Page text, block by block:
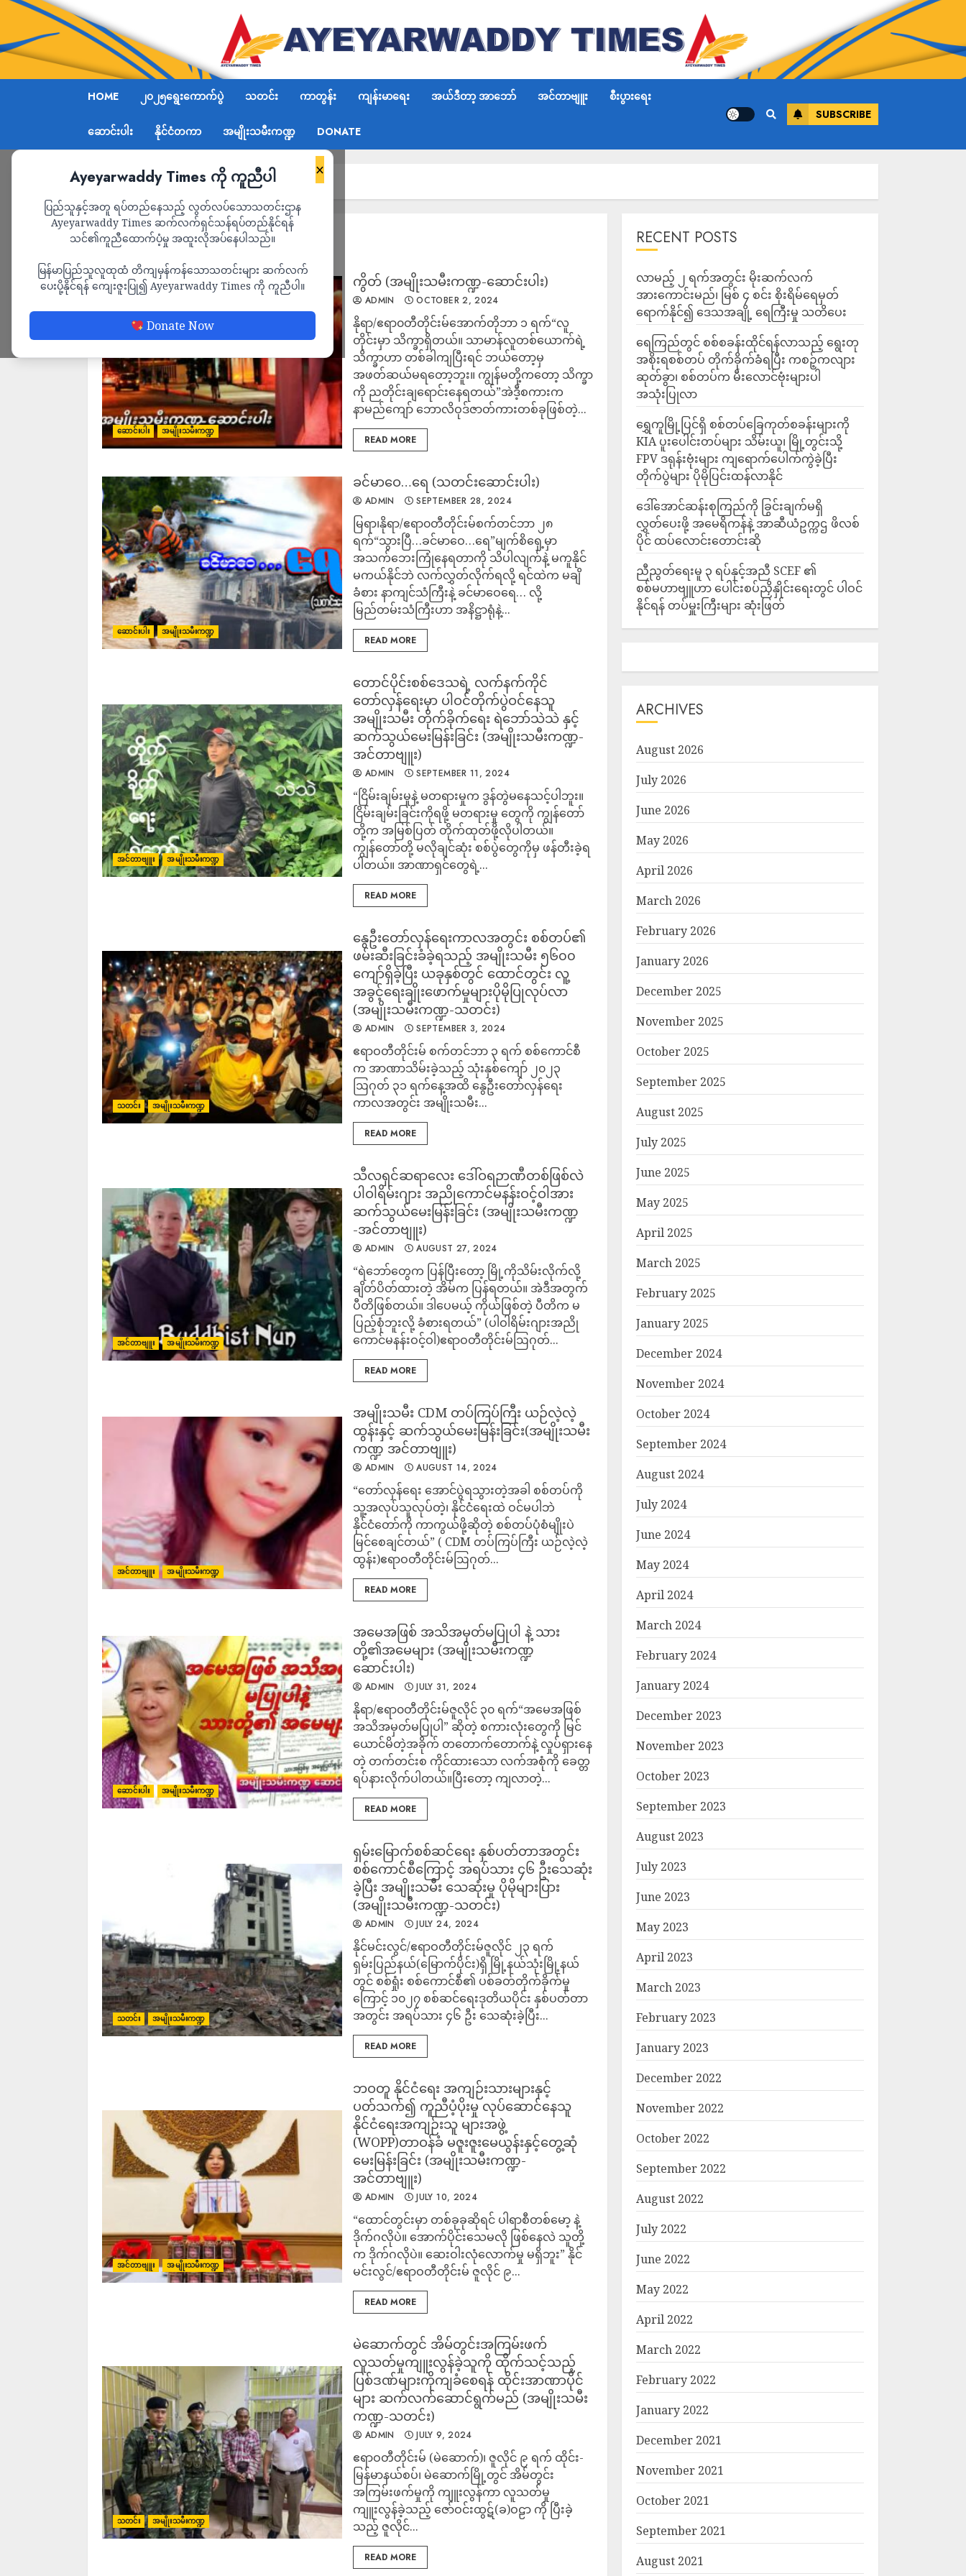
HOME ၂၀၂၅ရွေးကောက်ပွဲ သတင်း ကာတွန်း ကျန်းမာရေး အယ်ဒီတာ့ အာဘော် အင်တာဗျူး စီးပွားရေး
ဆောင်းပါး နိုင်ငံတကာ အမျိုးသမီးကဏ္ဍ DONATE
SUBSCRIBE
×
Ayeyarwaddy Times ကို ကူညီပါ
ပြည်သူနှင့်အတူ ရပ်တည်နေသည့် လွတ်လပ်သောသတင်းဌာန
Ayeyarwaddy Times ဆက်လက်ရှင်သန်ရပ်တည်နိုင်ရန်
သင်၏ကူညီထောက်ပံ့မှု အထူးလိုအပ်နေပါသည်။
မြန်မာပြည်သူလူထုထံ တိကျမှန်ကန်သောသတင်းများ ဆက်လက်
ပေးပို့နိုင်ရန် ကျေးဇူးပြု၍ Ayeyarwaddy Times ကို ကူညီပါ။
Donate Now
Home အမျိုးသမီးကဏ္ဍ Page 8
အမျိုးသမီးကဏ္ဍ
ဆောင်းပါး အမျိုးသမီးကဏ္ဍ
ကွိတ် (အမျိုးသမီးကဏ္ဍ-ဆောင်းပါး)
ADMIN OCTOBER 2, 2024
နိုရာ/ဧရာ၀တီတိုင်းမ်အောက်တိုဘာ ၁ ရက်“လူ
တိုင်းမှာ သိက္ခာရှိတယ်။ သာမာန်လူတစ်ယောက်ရဲ့
သိက္ခာဟာ တစ်ခါကျပြီးရင် ဘယ်တော့မှ
အဖတ်ဆယ်မရတော့ဘူး။ ကျွန်မတို့ကတော့ သိက္ခာ
ကို ညတိုင်းချရောင်းနေရတယ်”အဲဒီ့စကားက
နာမည်ကျော် ဘောလိဝုဒ်ဇာတ်ကားတစ်ခုဖြစ်တဲ့...
READ MORE
ဆောင်းပါး အမျိုးသမီးကဏ္ဍ
ခင်မာဝေ…ရေ (သတင်းဆောင်းပါး)
ADMIN SEPTEMBER 28, 2024
မြရာ၊နိုရာ/ဧရာ၀တီတိုင်းမ်စက်တင်ဘာ ၂၈
ရက်“သွားပြီ…ခင်မာဝေ…ရေ”မျက်စိရှေ့‌မှာ
အသက်ဘေးကြုံနေရတာကို သိပါလျက်နဲ့ မကူနိုင်
မကယ်နိုင်ဘဲ လက်လွှတ်လိုက်ရလို့ ရင်ထဲက မချိ
ခံစား နာကျင်သံကြီးနဲ့ ခင်‌မာဝေရေ… လို့
မြည်တမ်းသံကြီးဟာ အနိဋ္ဌာရုံနဲ့...
READ MORE
အင်တာဗျူး အမျိုးသမီးကဏ္ဍ
တောင်ပိုင်းစစ်ဒေသရဲ့ လက်နက်ကိုင်
တော်လှန်ရေးမှာ ပါဝင်တိုက်ပွဲဝင်နေသူ
အမျိုးသမီး တိုက်ခိုက်ရေး ရဲဘော်သဲသဲ နှင့်
ဆက်သွယ်မေးမြန်းခြင်း (အမျိုးသမီးကဏ္ဍ-
အင်တာဗျူး)
ADMIN SEPTEMBER 11, 2024
“ငြိမ်းချမ်းမှုနဲ့ မတရားမှုက ဒွန်တွဲမ‌နေသင့်ပါဘူး။
ငြိမ်းချမ်းခြင်းကိုရဖို့ မတရားမှု တွေကို ကျွန်တော်
တို့က အမြစ်ပြတ် တိုက်ထုတ်ဖို့လိုပါတယ်။
ကျွန်တော်တို့ မလိုချင်ဆုံး စစ်ပွဲတွေကိုမှ ဖန်တီးခဲ့ရ
ပါတယ်။ အာဏာရှင်တွေရဲ့...
READ MORE
သတင်း အမျိုးသမီးကဏ္ဍ
နွေဦးတော်လှန်ရေးကာလအတွင်း စစ်တပ်၏
ဖမ်းဆီးခြင်းခံခဲ့ရသည့် အမျိုးသမီး ၅၆၀၀
ကျော်ရှိခဲ့ပြီး ယခုနှစ်တွင် ထောင်တွင်း လူ့
အခွင့်ရေးချိုးဖောက်မှုများပိုမိုပြုလုပ်လာ
(အမျိုးသမီးကဏ္ဍ-သတင်း)
ADMIN SEPTEMBER 3, 2024
ဧရာဝတီတိုင်းမ် စက်တင်ဘာ ၃ ရက် စစ်ကောင်စီ
က အာဏာသိမ်းခဲ့သည့် သုံးနှစ်ကျော် ၂၀၂၃
ဩဂုတ် ၃၁ ရက်နေ့အထိ နွေဦးတော်လှန်ရေး
ကာလအတွင်း အမျိုးသမီး...
READ MORE
အင်တာဗျူး အမျိုးသမီးကဏ္ဍ
သီလရှင်ဆရာလေး ဒေါ်ဝရဉာဏီတစ်ဖြစ်လဲ
ပါဝါရိမ်းဂျား အညိုကောင်မနန်းဝင့်ဝါအား
ဆက်သွယ်မေးမြန်းခြင်း (အမျိုးသမီးကဏ္ဍ
-အင်တာဗျူး)
ADMIN AUGUST 27, 2024
“ရဲဘော်တွေက ပြန်ပြီးတော့ မြို့ကိုသိမ်းလိုက်လို့
ချိတ်ပိတ်ထားတဲ့ အိမ်က ပြန်ရတယ်။ အဲဒီအတွက်
ပီတိဖြစ်တယ်။ ဒါပေမယ့် ကိုယ်ဖြစ်တဲ့ ပီတိက မ
ပြည့်စုံဘူးလို့ ခံစားရတယ်” (ပါဝါရိမ်းဂျားအညို
ကောင်မနန်းဝင့်ဝါ)ဧရာဝတီတိုင်းမ်ဩဂုတ်...
READ MORE
အင်တာဗျူး အမျိုးသမီးကဏ္ဍ
အမျိုးသမီး CDM တပ်ကြပ်ကြီး ယဉ်လဲ့လဲ့
ထွန်းနှင့် ဆက်သွယ်မေးမြန်းခြင်း(အမျိုးသမီး
ကဏ္ဍ အင်တာဗျူး)
ADMIN AUGUST 14, 2024
“တော်လှန်ရေး အောင်ပွဲရသွားတဲ့အခါ စစ်တပ်ကို
သူ့အလုပ်သူလုပ်တဲ့၊ နိုင်ငံရေးထဲ ဝင်မပါဘဲ
နိုင်ငံတော်ကို ကာကွယ်ဖို့ဆိုတဲ့ စစ်တပ်ပုံစံမျိုးပဲ
မြင်စေချင်တယ်” ( CDM တပ်ကြပ်ကြီး ယဉ်လဲ့လဲ့
ထွန်း)ဧရာဝတီတိုင်းမ်ဩဂုတ်...
READ MORE
ဆောင်းပါး အမျိုးသမီးကဏ္ဍ
အမေအဖြစ် အသိအမှတ်မပြုပါ နဲ့ သား
တို့၏အမေများ (အမျိုးသမီးကဏ္ဍ
ဆောင်းပါး)
ADMIN JULY 31, 2024
နိုရာ/ဧရာ၀တီတိုင်းမ်ဇူလိုင် ၃၀ ရက်“အမေအဖြစ်
အသိအမှတ်မပြုပါ” ဆိုတဲ့ စကားလုံးတွေကို မြင်
ယောင်မိတဲ့အခိုက် တတောက်တောက်နဲ့ လှုပ်ရှားနေ
တဲ့ တက်တင်းစ ကိုင်ထားသော လက်အစုံကို ခေတ္တ
ရပ်နားလိုက်ပါတယ်။ပြီးတော့ ကျလာတဲ့...
READ MORE
သတင်း အမျိုးသမီးကဏ္ဍ
ရှမ်းမြောက်စစ်ဆင်ရေး နှစ်ပတ်တာအတွင်း
စစ်ကောင်စီကြောင့် အရပ်သား ၄၆ ဦးသေဆုံး
ခဲ့ပြီး အမျိုးသမီး သေဆုံးမှု ပိုမိုများပြား
(အမျိုးသမီးကဏ္ဍ-သတင်း)
ADMIN JULY 24, 2024
နိုင်မင်းလွင်/ဧရာဝတီတိုင်းမ်ဇူလိုင် ၂၃ ရက်
ရှမ်းပြည်နယ်(မြောက်ပိုင်း)ရှိ မြို့နယ်သုံးမြို့နယ်
တွင် စစ်ရှုံး စစ်ကောင်စီ၏ ပစ်ခတ်တိုက်ခိုက်မှု
ကြောင့် ၁၀၂၇ စစ်ဆင်ရေးဒုတိယပိုင်း နှစ်ပတ်တာ
အတွင်း အရပ်သား ၄၆ ဦး သေဆုံးခဲ့ပြီး...
READ MORE
အင်တာဗျူး အမျိုးသမီးကဏ္ဍ
ဘဝတူ နိုင်ငံရေး အကျဉ်းသားများနှင့်
ပတ်သက်၍ ကူညီပံ့ပိုးမှု လုပ်ဆောင်နေသူ
နိုင်ငံရေးအကျဉ်းသူ များအဖွဲ့
(WOPP)တာဝန်ခံ မဇူးဇူးမေယွန်းနှင့်တွေ့ဆုံ
မေးမြန်းခြင်း (အမျိုးသမီးကဏ္ဍ-
အင်တာဗျူး)
ADMIN JULY 10, 2024
“ထောင်တွင်းမှာ တစ်ခုခုဆိုရင် ပါရာစီတစ်မော့ နဲ့
ဒိုက်ဂလိုပဲ။ အောက်ပိုင်းသေမလို ဖြစ်နေလဲ သူတို့
က ဒိုက်ဂလိုပဲ။ ဆေးဝါးလုံလောက်မှု မရှိဘူး” နိုင်
မင်းလွင်/ဧရာဝတီတိုင်းမ် ဇူလိုင် ၉...
READ MORE
သတင်း အမျိုးသမီးကဏ္ဍ
မဲဆောက်တွင် အိမ်တွင်းအကြမ်းဖက်
လူသတ်မှုကျူးလွန်ခဲ့သူကို ထိုက်သင့်သည့်
ပြစ်ဒဏ်များကိုကျခံစေရန် ထိုင်းအာဏာပိုင်
များ ဆက်လက်ဆောင်ရွက်မည် (အမျိုးသမီး
ကဏ္ဍ-သတင်း)
ADMIN JULY 9, 2024
ဧရာဝတီတိုင်းမ် (မဲဆောက်)၊ ဇူလိုင် ၉ ရက် ထိုင်း-
မြန်မာနယ်စပ်၊ မဲဆောက်မြို့တွင် အိမ်တွင်း
အကြမ်းဖက်မှုကို ကျူးလွန်ကာ လူသတ်မှု
ကျူးလွန်ခဲ့သည့် ဇော်ဝင်းထွဋ်(ခ)ဝဠာ ကို ပြီးခဲ့
သည့် ဇူလိုင်...
READ MORE
RECENT POSTS
လာမည့် ၂ ရက်အတွင်း မိုးဆက်လက်
အားကောင်းမည်၊ မြစ် ၄ စင်း စိုးရိမ်ရေမှတ်
ရောက်နိုင်၍ ဒေသအချို့ ရေကြီးမှု သတိပေး
ရေကြည်တွင် စစ်စခန်းထိုင်ရန်လာသည့် ရွေးတု
အစိုးရစစ်တပ် တိုက်ခိုက်ခံရပြီး ကစဉ့်ကလျား
ဆုတ်ခွာ၊ စစ်တပ်က မီးလောင်ဗုံးများပါ
အသုံးပြုလာ
‎ရွှေကူမြို့ပြင်ရှိ စစ်တပ်ခြေကုတ်စခန်းများကို
KIA ပူးပေါင်းတပ်များ သိမ်းယူ၊ မြို့တွင်းသို့
FPV ဒရုန်းဗုံးများ ကျရောက်ပေါက်ကွဲခဲ့ပြီး
တိုက်ပွဲများ ပိုမိုပြင်းထန်လာနိုင်
ဒေါ်အောင်ဆန်းစုကြည်ကို ခြွင်းချက်မရှိ
လွှတ်ပေးဖို့ အမေရိကန်နဲ့ အာဆီယံဥက္ကဌ ဖိလစ်
ပိုင် ထပ်လောင်းတောင်းဆို
ညီညွတ်ရေးမူ ၃ ရပ်နှင့်အညီ SCEF ၏
စစ်မဟာဗျူဟာ ပေါင်းစပ်ညှိနှိုင်းရေးတွင် ပါဝင်
နိုင်ရန် တပ်မှူးကြီးများ ဆုံးဖြတ်
ARCHIVES
August 2026
July 2026
June 2026
May 2026
April 2026
March 2026
February 2026
January 2026
December 2025
November 2025
October 2025
September 2025
August 2025
July 2025
June 2025
May 2025
April 2025
March 2025
February 2025
January 2025
December 2024
November 2024
October 2024
September 2024
August 2024
July 2024
June 2024
May 2024
April 2024
March 2024
February 2024
January 2024
December 2023
November 2023
October 2023
September 2023
August 2023
July 2023
June 2023
May 2023
April 2023
March 2023
February 2023
January 2023
December 2022
November 2022
October 2022
September 2022
August 2022
July 2022
June 2022
May 2022
April 2022
March 2022
February 2022
January 2022
December 2021
November 2021
October 2021
September 2021
August 2021